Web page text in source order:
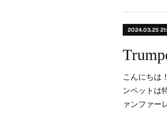
2024.03.25
こんにちは
ンペットは
ァンファー